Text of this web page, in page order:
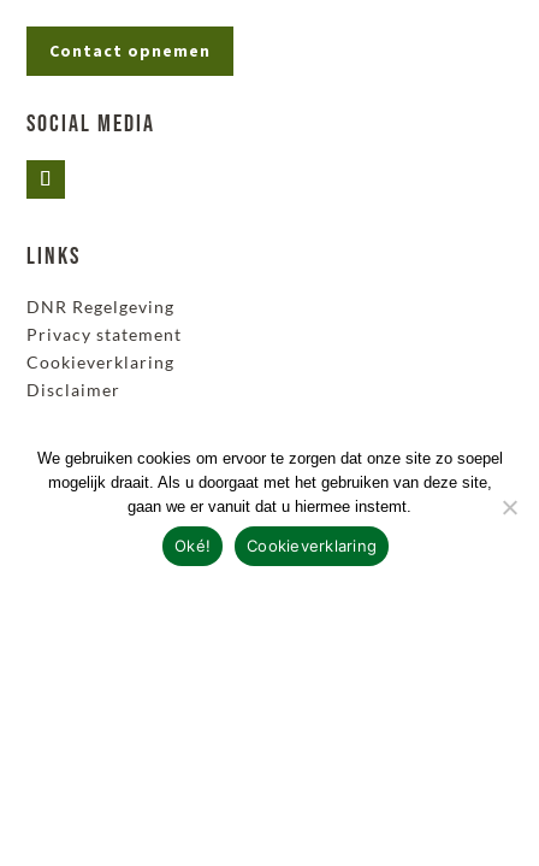
Contact opnemen
Social Media
Links
DNR Regelgeving
Privacy statement
Cookieverklaring
Disclaimer
Erkend leerbedrijf
We gebruiken cookies om ervoor te zorgen dat onze site zo soepel
mogelijk draait. Als u doorgaat met het gebruiken van deze site,
gaan we er vanuit dat u hiermee instemt.
Oké! Cookieverklaring